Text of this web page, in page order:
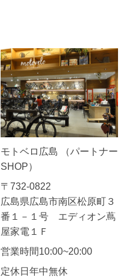
モトベロ広島 （パートナー
SHOP）
〒732-0822
広島県広島市南区松原町３
番１－１号 エディオン蔦
屋家電１Ｆ
営業時間10:00~20:00
定休日年中無休